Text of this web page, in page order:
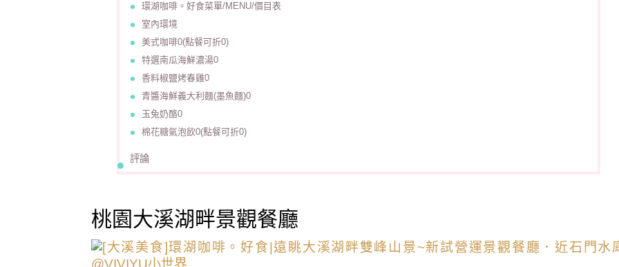
環湖咖啡。好食菜單/MENU/價目表
室內環境
美式咖啡0(點餐可折0)
特選南瓜海鮮濃湯0
香料椒鹽烤春雞0
青醬海鮮義大利麵(墨魚麵)0
玉兔奶酪0
棉花糖氣泡飲0(點餐可折0)
評論
桃園大溪湖畔景觀餐廳